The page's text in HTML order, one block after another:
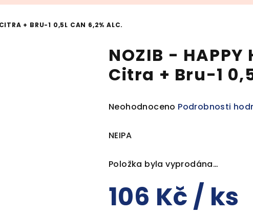
+ BRU-1 0,5L CAN 6,2% ALC.
NOZIB - HAPPY
Citra + Bru-1
Průměrné
produktu
z
hvězdiček.
Neohodnoceno Podrobnosti
NEIPA
Položka byla vyprodána…
106 Kč / ks